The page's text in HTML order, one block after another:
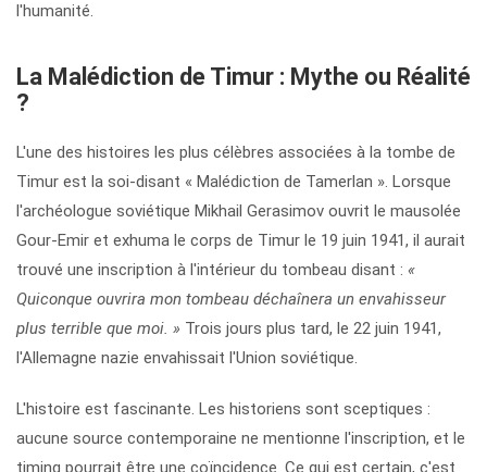
l'humanité.
La Malédiction de Timur : Mythe ou Réalité
?
L'une des histoires les plus célèbres associées à la tombe de
Timur est la soi-disant « Malédiction de Tamerlan ». Lorsque
l'archéologue soviétique Mikhail Gerasimov ouvrit le mausolée
Gour-Emir et exhuma le corps de Timur le 19 juin 1941, il aurait
trouvé une inscription à l'intérieur du tombeau disant : «
Quiconque ouvrira mon tombeau déchaînera un envahisseur
plus terrible que moi. » Trois jours plus tard, le 22 juin 1941,
l'Allemagne nazie envahissait l'Union soviétique.
L'histoire est fascinante. Les historiens sont sceptiques :
aucune source contemporaine ne mentionne l'inscription, et le